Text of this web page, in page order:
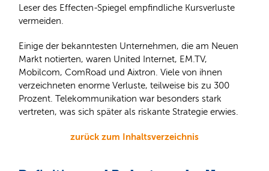
Leser des Effecten-Spiegel empfindliche Kursverluste
vermeiden.
Einige der bekanntesten Unternehmen, die am Neuen
Markt notierten, waren United Internet, EM.TV,
Mobilcom, ComRoad und Aixtron. Viele von ihnen
verzeichneten enorme Verluste, teilweise bis zu 300
Prozent. Telekommunikation war besonders stark
vertreten, was sich später als riskante Strategie erwies.
zurück zum Inhaltsverzeichnis